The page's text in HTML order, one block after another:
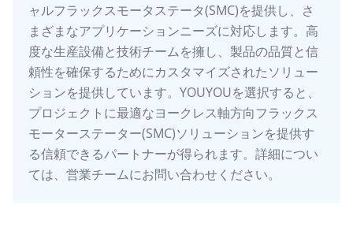
ャルフラックスモータステータ(SMC)を提供し、さ
まざまなアプリケーションニーズに対応します。高
度な生産設備と技術チームを擁し、製品の品質と信
頼性を確保するためにカスタマイズされたソリュー
ションを提供しています。YOUYOUを選択すると、
プロジェクトに最適なヨークレス軸方向フラックス
モーターステーター(SMC)ソリューションを提供す
る信頼できるパートナーが得られます。詳細につい
ては、営業チームにお問い合わせください。